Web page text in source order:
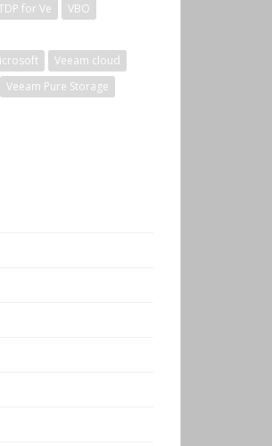
for Ve
VBO
Veeam cloud
Veeam Pure Storage